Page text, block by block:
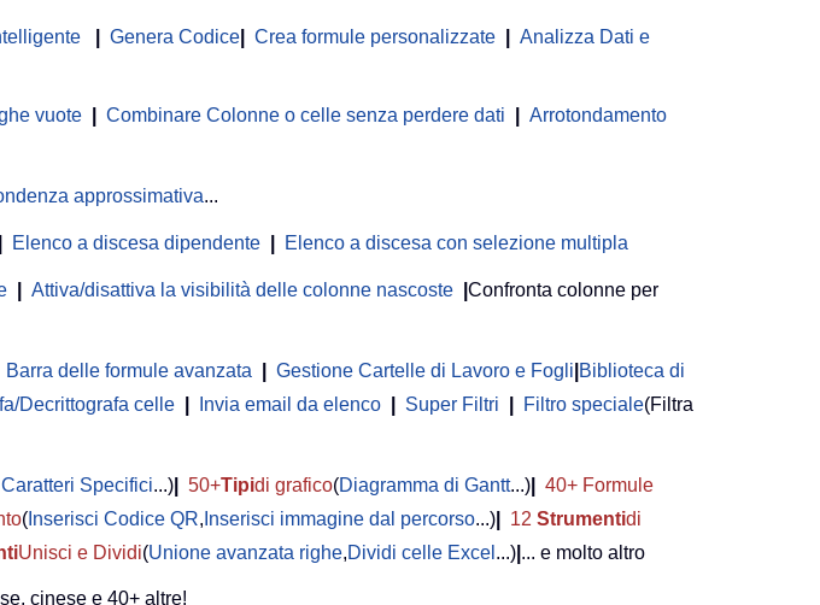
Genera Codice Crea formule personalizzate
Analizza Dati e
vuote Combinare Colonne o celle senza perdere dati
Arrotondamento
approssimativa...
Elenco a discesa dipendente Elenco a discesa con selezione multipla
Attiva/disattiva la visibilità delle colonne nascoste
Confronta colonne per
Barra delle formule avanzata Gestione Cartelle di Lavoro e Fogli Biblioteca di
Decrittografa celle Invia email da elenco Super Filtri Filtro speciale(Filtra
Specifici...) 50+Tipidi grafico(Diagramma di Gantt...)
40+ Formule
( Inserisci Codice QR, Inserisci immagine dal percorso...) 12 Strumentidi
Unisci e Dividi(Unione avanzata righe,Dividi celle Excel ...) ... e molto altro
cinese e 40+ altre!